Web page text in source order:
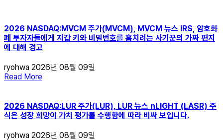
2026 NASDAQ:MVCM 주가(MVCM), MVCM 뉴스 IRS, 암호화
폐 투자자들에게 지갑 키와 비밀번호를 훔치려는 사기꾼의 가짜 편지
에 대해 경고
ryohwa 2026년 08월 09일
Read More
2026 NASDAQ:LUR 주가(LUR), LUR 뉴스 nLIGHT (LASR) 주
식은 성장 희망이 가치 평가를 수행함에 따라 비싸 보입니다.
ryohwa 2026년 08월 09일